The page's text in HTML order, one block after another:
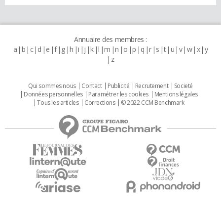
Annuaire des membres :
a b c d e f g h i j k l m n o p q r s t u v w x y
z
Qui sommes nous Contact Publicité Recrutement
Societé
Données personnelles
Paramétrer les cookies
Mentions légales
Tous les articles
Corrections © 2022 CCM Benchmark